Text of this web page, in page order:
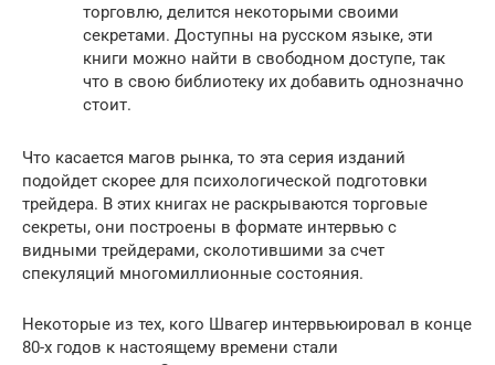
торговлю, делится некоторыми своими
секретами. Доступны на русском языке, эти
книги можно найти в свободном доступе, так
что в свою библиотеку их добавить однозначно
стоит.
Что касается магов рынка, то эта серия изданий
подойдет скорее для психологической подготовки
трейдера. В этих книгах не раскрываются торговые
секреты, они построены в формате интервью с
видными трейдерами, сколотившими за счет
спекуляций многомиллионные состояния.
Некоторые из тех, кого Швагер интервьюировал в конце
80-х годов к настоящему времени стали